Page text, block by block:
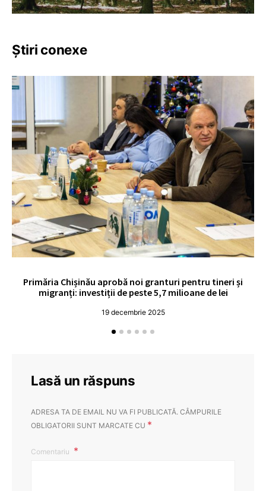
Știri conexe
Primăria Chișinău aprobă noi granturi pentru tineri și
migranți: investiții de peste 5,7 milioane de lei
19 decembrie 2025
Lasă un răspuns
ADRESA TA DE EMAIL NU VA FI PUBLICATĂ. CÂMPURILE
OBLIGATORII SUNT MARCATE CU *
Comentariu